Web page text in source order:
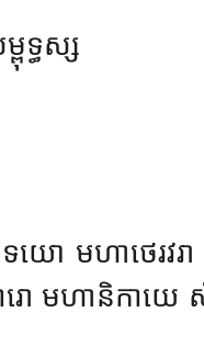
ទ្ធស្ស
ោ មហាថេរវរ
ោ មហានិកាយេ